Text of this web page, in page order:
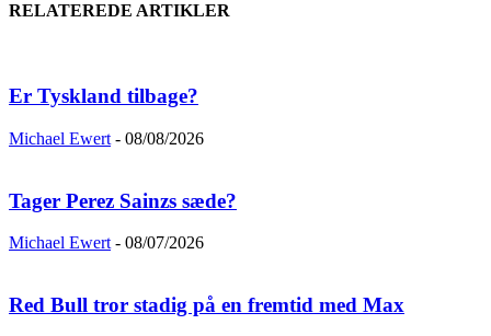
RELATEREDE ARTIKLER
Er Tyskland tilbage?
Michael Ewert - 08/08/2026
Tager Perez Sainzs sæde?
Michael Ewert - 08/07/2026
Red Bull tror stadig på en fremtid med Max